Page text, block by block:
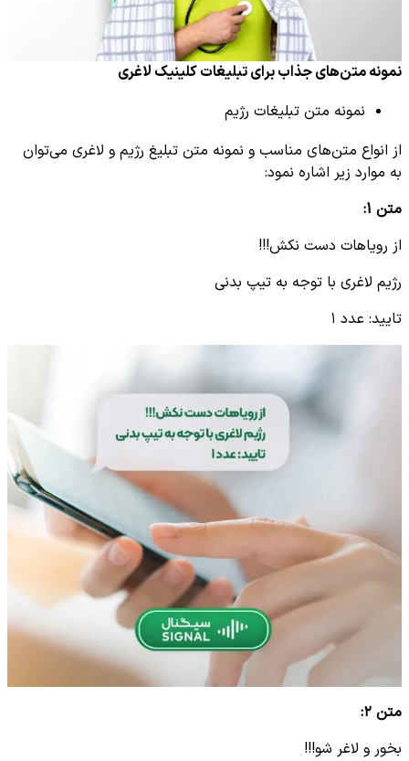
نمونه متن‌های جذاب برای تبلیغات کلینیک لاغری
نمونه متن تبلیغات رژیم
از انواع متن‌های مناسب و نمونه متن تبلیغ رژیم و لاغری می‌توان
به موارد زیر اشاره نمود:
متن 1:
از رویاهات دست نکش!!!
رژیم لاغری با توجه به تیپ بدنی
تایید: عدد ۱
متن ۲ :
بخور و لاغر شو!!!